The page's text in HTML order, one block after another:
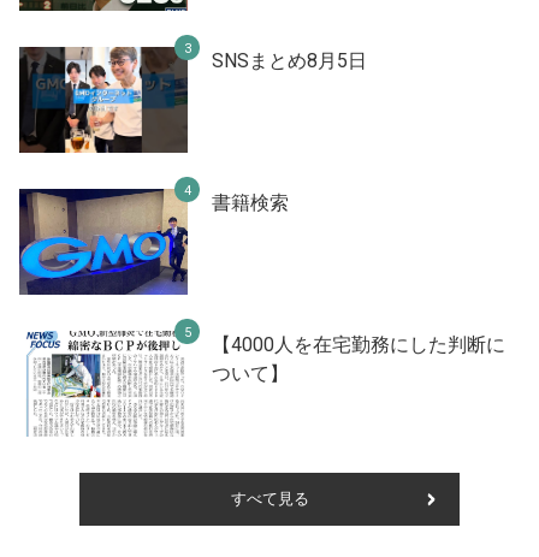
SNSまとめ8月5日
書籍検索
【4000人を在宅勤務にした判断に
ついて】
すべて見る